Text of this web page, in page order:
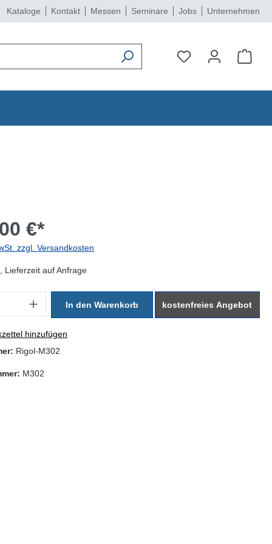
Kataloge Kontakt Messen Seminare Jobs Unternehmen
€*
zzgl. Versandkosten
Lieferzeit auf Anfrage
In den Warenkorb
kostenfreies Angebot
hinzufügen
Rigol-M302
M302